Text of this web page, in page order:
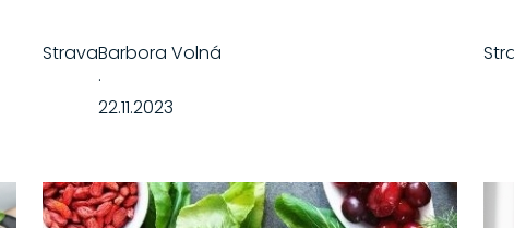
StravaBarbora Volná
·
22.11.2023